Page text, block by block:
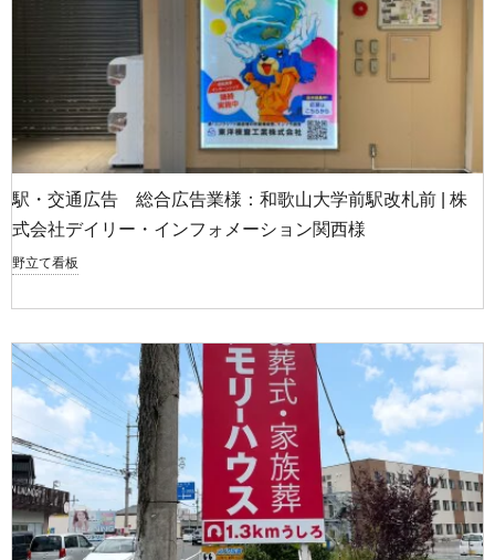
駅・交通広告 総合広告業様：和歌山大学前駅改札前 | 株
式会社デイリー・インフォメーション関西様
野立て看板